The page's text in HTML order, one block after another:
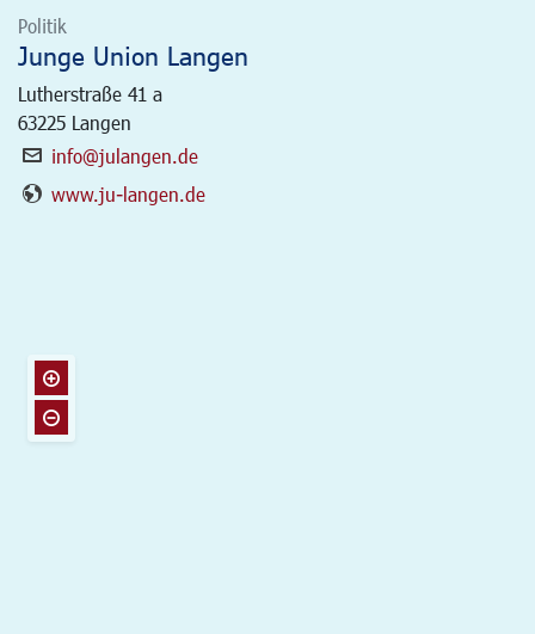
Politik
Junge Union Langen
Lutherstraße 41 a
63225 Langen
info@julangen.de
www.ju-langen.de